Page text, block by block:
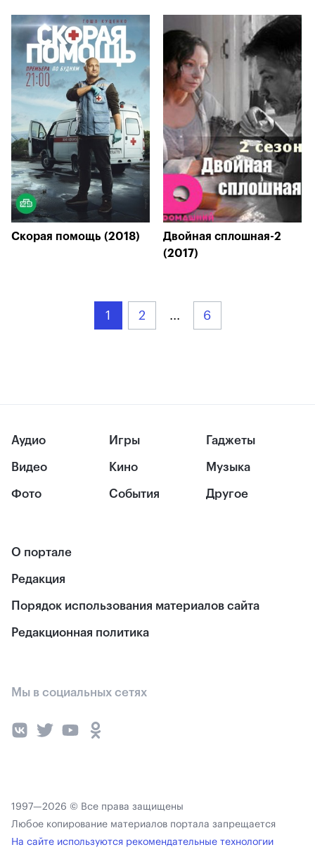
Скорая помощь (2018)
Двойная сплошная-2
(2017)
1 2 ... 6
Аудио
Видео
Фото
Игры
Кино
События
Гаджеты
Музыка
Другое
О портале
Редакция
Порядок использования материалов сайта
Редакционная политика
Мы в социальных сетях
1997—2026 © Все права защищены
Любое копирование материалов портала запрещается
На сайте используются рекомендательные технологии